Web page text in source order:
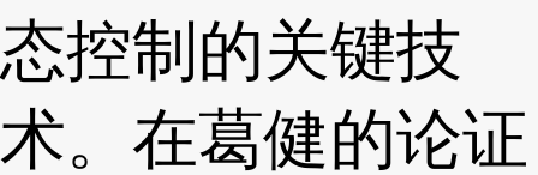
态控制的关键技
术。在葛健的论证